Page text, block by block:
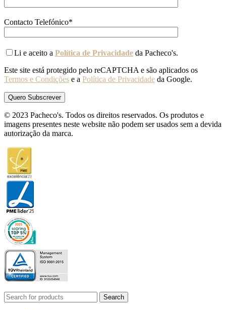
Contacto Telefónico*
Li e aceito a Política de Privacidade da Pacheco's.
Este site está protegido pelo reCAPTCHA e são aplicados os
Termos e Condições e a Política de Privacidade da Google.
© 2023 Pacheco's. Todos os direitos reservados. Os produtos e
imagens presentes neste website não podem ser usados sem a devida
autorização da marca.
Search